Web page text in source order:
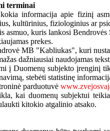
terminai
informacija apie fizinį
kultūrinius, fiziologinius ar
asmuo, kuris lankosi
prekes.
MB "Kabliukas", kuri
dažniausiai naudojamas
į Duomenų subjekto įrenginį
stebėti statistinę
parduotuvė
kai duomenų subjektui
kitokio atgalinio atsako.